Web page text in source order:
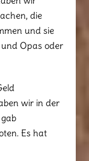
die
und sie
Opas oder
wir in der
Es hat